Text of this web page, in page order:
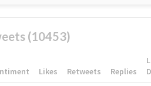
(10453)
Likes Retweets Replies